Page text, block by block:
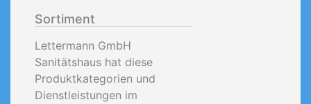
Sortiment
Lettermann GmbH
Sanitätshaus hat diese
Produktkategorien und
Dienstleistungen im